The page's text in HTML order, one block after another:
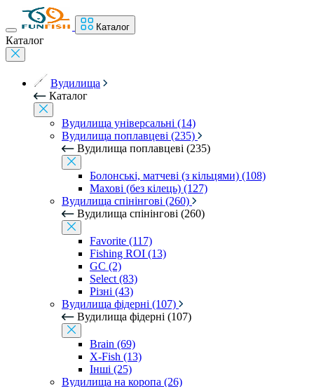
Каталог
Каталог
Вудилища
Каталог
Вудилища універсальні (14)
Вудилища поплавцеві (235)
Вудилища поплавцеві (235)
Болонські, матчеві (з кільцями) (108)
Махові (без кілець) (127)
Вудилища спінінгові (260)
Вудилища спінінгові (260)
Favorite (117)
Fishing ROI (13)
GC (2)
Select (83)
Різні (43)
Вудилища фідерні (107)
Вудилища фідерні (107)
Brain (69)
X-Fish (13)
Інші (25)
Вудилища на коропа (26)